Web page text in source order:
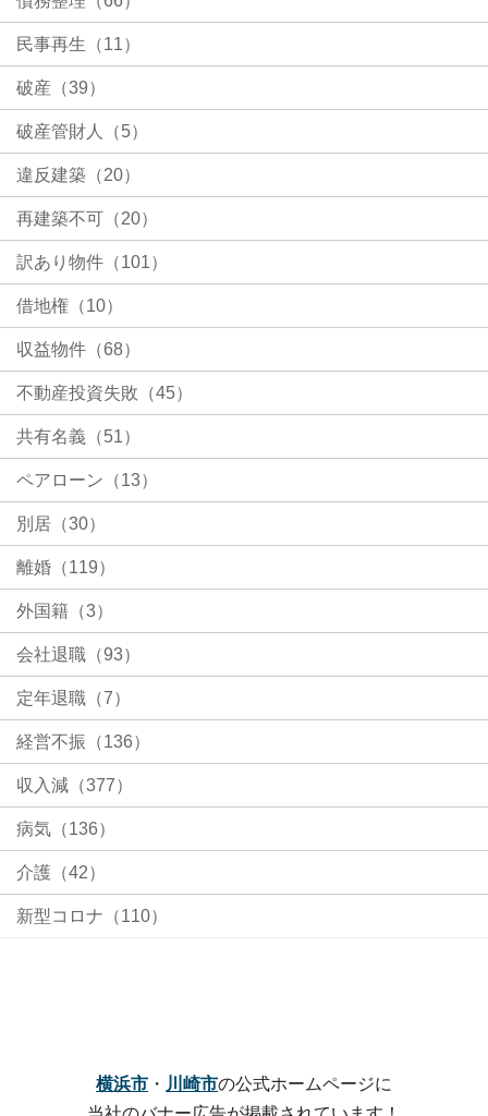
民事再生（11）
破産（39）
破産管財人（5）
違反建築（20）
再建築不可（20）
訳あり物件（101）
借地権（10）
収益物件（68）
不動産投資失敗（45）
共有名義（51）
ペアローン（13）
別居（30）
離婚（119）
外国籍（3）
会社退職（93）
定年退職（7）
経営不振（136）
収入減（377）
病気（136）
介護（42）
新型コロナ（110）
横浜市 ・ 川崎市の公式ホームページに